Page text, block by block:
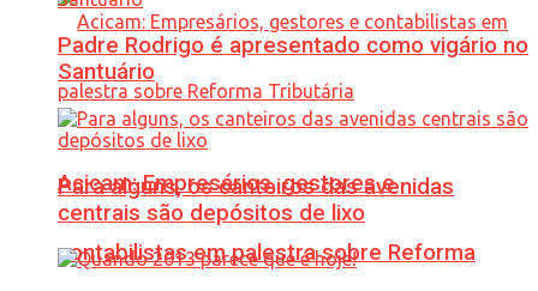
Acicam: Empresários, gestores e
contabilistas em palestra sobre Reforma
Padre Rodrigo é apresentado como vigário no
Santuário
Para alguns, os canteiros das avenidas
centrais são depósitos de lixo